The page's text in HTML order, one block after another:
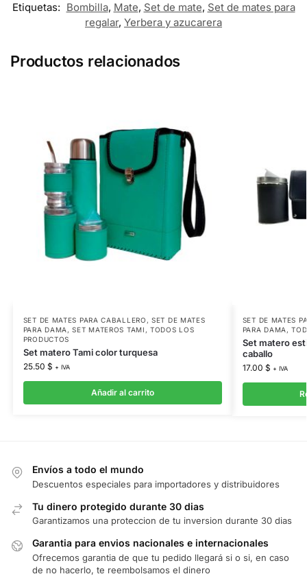
Etiquetas: Bombilla, Mate, Set de mate, Set de mates para
regalar, Yerbera y azucarera
Productos relacionados
SET DE MATES PARA CABALLERO ,SET DE MATES
PARA DAMA ,SET MATEROS TAMI ,TODOS LOS
PRODUCTOS
Set matero Tami color turquesa
25.50 $ + IVA
Añadir al carrito
SET DE MATES
PARA DAMA ,
Set matero
caballo
17.00 $ + IVA
Envíos a todo el mundo
Descuentos especiales para importadores y distribuidores
Tu dinero protegido durante 30 dias
Garantizamos una proteccion de tu inversion durante 30 dias
Garantia para envios nacionales e internacionales
Ofrecemos garantia de que tu pedido llegará si o si, en caso
de no hacerlo, te reembolsamos el dinero